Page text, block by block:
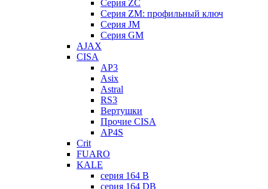
Серия ZC
Серия ZM: профильный ключ
Серия JM
Серия GM
AJAX
CISA
AP3
Asix
Astral
RS3
Вертушки
Прочие CISA
AP4S
Crit
FUARO
KALE
серия 164 B
серия 164 DB